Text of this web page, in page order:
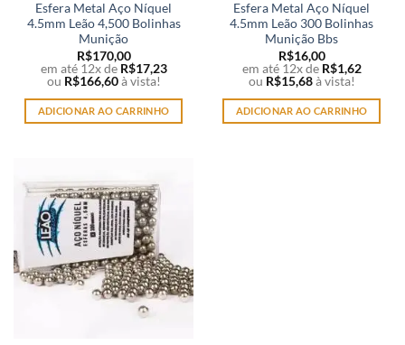
Esfera Metal Aço Níquel
4.5mm Leão 4,500 Bolinhas
Munição
R$170,00
em até 12x de R$17,23
ou R$166,60 à vista!
ADICIONAR AO CARRINHO
Esfera Metal Aço Níquel
4.5mm Leão 300 Bolinhas
Munição Bbs
R$16,00
em até 12x de R$1,62
ou R$15,68 à vista!
ADICIONAR AO CARRINHO